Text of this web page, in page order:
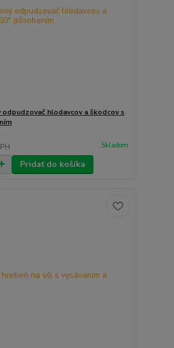
hlodavcov a škodcov s
Skladom
Pridať do košíka